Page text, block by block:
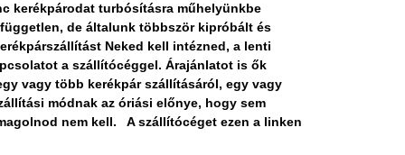
kerékpárodat turbósításra műhelyünkbe
de általunk többször kipróbált és
Neked kell intézned, a lenti
a szállítócéggel. Árajánlatot is ők
vagy több kerékpár szállításáról, egy vagy
módnak az óriási előnye, hogy sem
nem kell. A szállítócéget ezen a linken